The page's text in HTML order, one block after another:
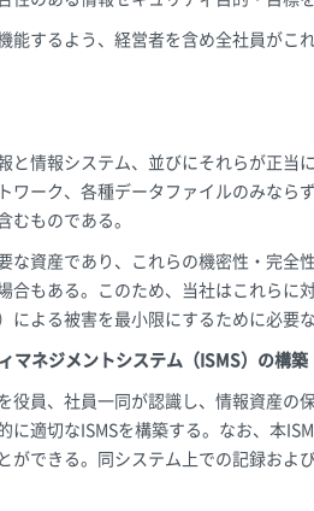
能するよう、経営者を含め全社員がこ
と情報システム、並びにそれらが正当
ワーク、各種データファイルのみなら
むものである。
な資産であり、これらの機密性・完全
合もある。このため、当社はこれらに
による被害を最小限にするために必要
マネジメントシステム（ISMS）の構築
役員、社員一同が認識し、情報資産の
に適切なISMSを構築する。なお、本
ができる。同システム上での記録およ